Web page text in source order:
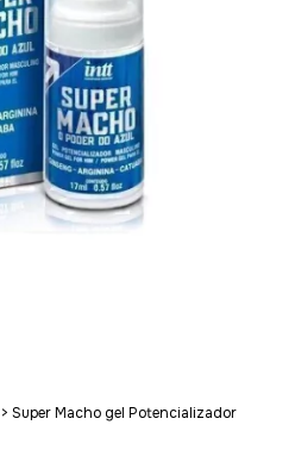
> Super Macho gel Potencializador